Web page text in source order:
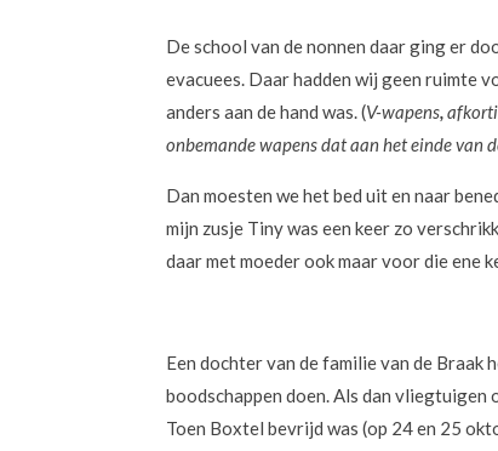
De school van de nonnen daar ging er
evacuees. Daar hadden wij geen ruimte
anders aan de hand was. (V-wapens,
onbemande wapens dat aan het einde van
Dan moesten we het bed uit en naar
mijn zusje Tiny was een keer zo
daar met moeder ook maar voor die ene
Een dochter van de familie van de Braak
boodschappen doen. Als dan vliegtuigen
Toen Boxtel bevrijd was (op 24 en 25